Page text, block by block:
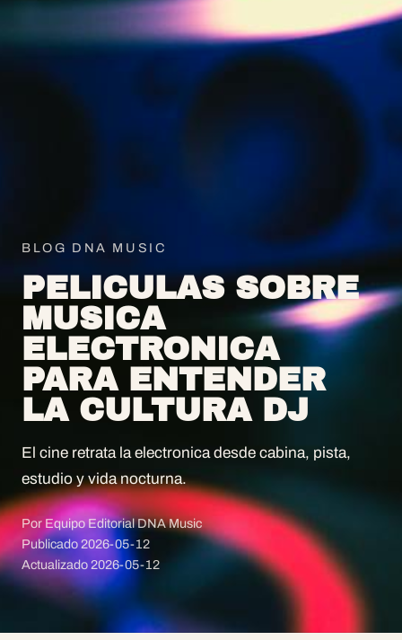
BLOG DNA MUSIC
PELICULAS SOBRE
MUSICA
ELECTRONICA
PARA ENTENDER
LA CULTURA DJ
El cine retrata la electronica desde cabina, pista,
estudio y vida nocturna.
Por Equipo Editorial DNA Music
Publicado2026-05-12
Actualizado2026-05-12